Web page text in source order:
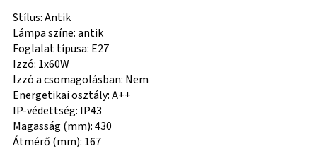
Stílus: Antik
Lámpa színe: antik
Foglalat típusa: E27
Izzó: 1x60W
Izzó a csomagolásban: Nem
Energetikai osztály: A++
IP-védettség: IP43
Magasság (mm): 430
Átmérő (mm): 167